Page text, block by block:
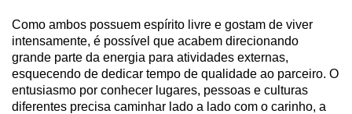
Como ambos possuem espírito livre e gostam de viver
intensamente, é possível que acabem direcionando
grande parte da energia para atividades externas,
esquecendo de dedicar tempo de qualidade ao parceiro. O
entusiasmo por conhecer lugares, pessoas e culturas
diferentes precisa caminhar lado a lado com o carinho, a